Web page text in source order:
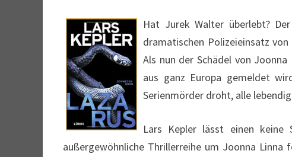
Hat Jurek Walter überlebt?
dramatischen Polizeieinsatz
Als nun der Schädel von
aus ganz Europa gemeldet
Serienmörder droht, alle
Lars Kepler lässt einen keine
außergewöhnliche Thrillerreihe um Joonna